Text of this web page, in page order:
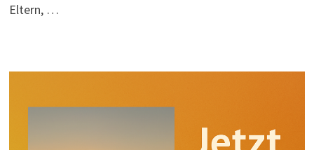
Eltern, …